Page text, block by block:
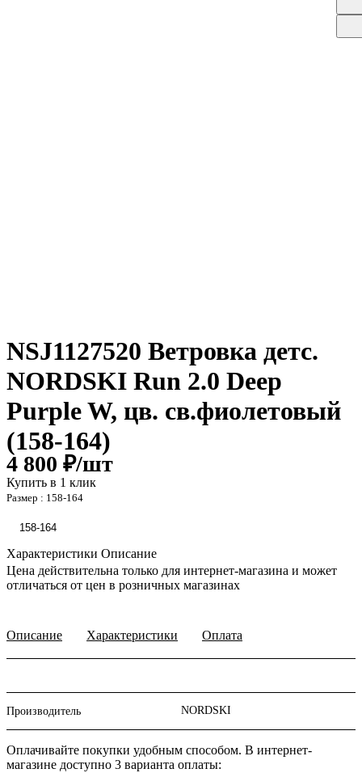
NSJ1127520 Ветровка детс.
NORDSKI Run 2.0 Deep
Purple W, цв. св.фиолетовый
(158-164)
4 800 ₽/шт
Купить в 1 клик
Размер : 158-164
158-164
Характеристики Описание
Цена действительна только для интернет-магазина и может
отличаться от цен в розничных магазинах
Описание Характеристики Оплата
Производитель NORDSKI
Оплачивайте покупки удобным способом. В интернет-
магазине доступно 3 варианта оплаты: